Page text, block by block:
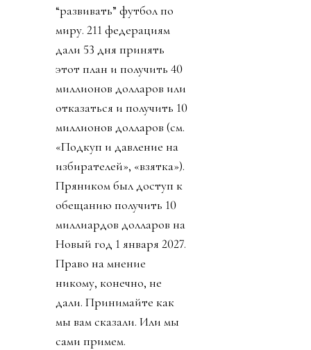
“развивать” футбол по
миру. 211 федерациям
дали 53 дня принять
этот план и получить 40
миллионов долларов или
отказаться и получить 10
миллионов долларов (см.
«Подкуп и давление на
избирателей», «взятка»).
Пряником был доступ к
обещанию получить 10
миллиардов долларов на
Новый год 1 января 2027.
Право на мнение
никому, конечно, не
дали. Принимайте как
мы вам сказали. Или мы
сами примем.